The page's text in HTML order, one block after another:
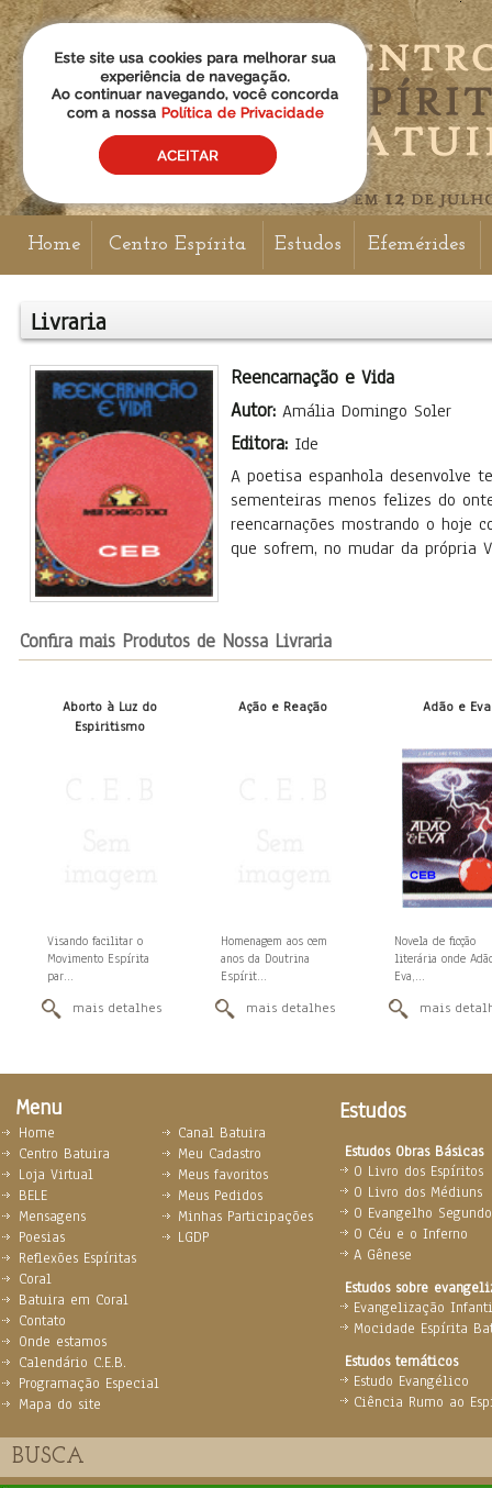
Home Centro Espírita Estudos Efemérides
Livraria
Reencarnação e Vida
Autor: Amália Domingo Soler
Editora: Ide
A poetisa espanhola desenvolve
sementeiras menos felizes do
reencarnações mostrando o hoje
que sofrem, no mudar da própria
Confira mais Produtos de Nossa Livraria
Aborto à Luz do
Espiritismo
Visando facilitar o
Movimento Espírita
par...
mais detalhes
Ação e Reação
Homenagem aos cem
anos da Doutrina
Espírit...
mais detalhes
Adão e Eva
Novela de ficção
literária onde
Eva,...
mais
Menu Estudos
Estudos Obras Básicas
O Livro dos Espíritos
O Livro dos Médiuns
O Evangelho
O Céu e o Inferno
A Gênese
Estudos sobre
Evangelização
Mocidade Espírita
Estudos temáticos
Estudo Evangélico
Ciência Rumo ao
Home
Centro Batuira
Loja Virtual
BELE
Mensagens
Poesias
Reflexões Espíritas
Coral
Batuira em Coral
Contato
Onde estamos
Calendário C.E.B.
Programação Especial
Mapa do site
Canal Batuira
Meu Cadastro
Meus favoritos
Meus Pedidos
Minhas Participações
LGDP